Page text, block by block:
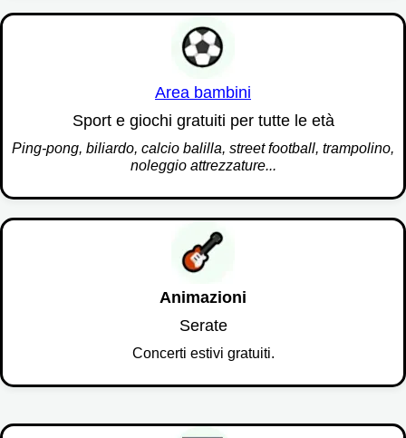
Area bambini
Sport e giochi gratuiti per tutte le età
Ping-pong, biliardo, calcio balilla, street football, trampolino,
noleggio attrezzature...
Animazioni
Serate
Concerti estivi gratuiti.